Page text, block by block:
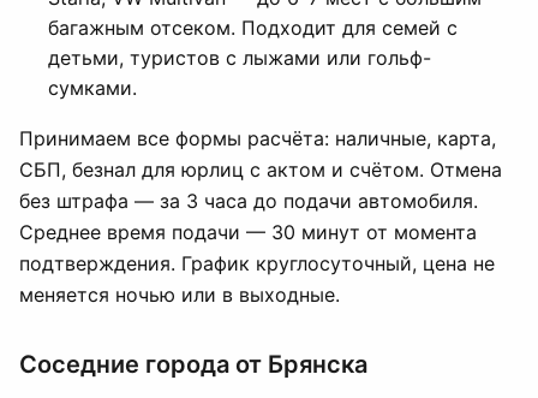
багажным отсеком. Подходит для семей с
детьми, туристов с лыжами или гольф-
сумками.
Принимаем все формы расчёта: наличные, карта,
СБП, безнал для юрлиц с актом и счётом. Отмена
без штрафа — за 3 часа до подачи автомобиля.
Среднее время подачи — 30 минут от момента
подтверждения. График круглосуточный, цена не
меняется ночью или в выходные.
Соседние города от Брянска